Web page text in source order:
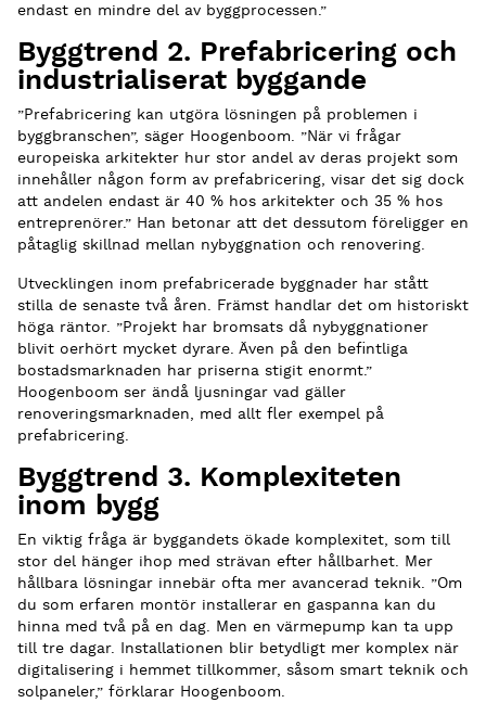
endast en mindre del av byggprocessen.”
Byggtrend 2. Prefabricering och
industrialiserat byggande
”Prefabricering kan utgöra lösningen på problemen i
byggbranschen”, säger Hoogenboom. ”När vi frågar
europeiska arkitekter hur stor andel av deras projekt som
innehåller någon form av prefabricering, visar det sig dock
att andelen endast är 40 % hos arkitekter och 35 % hos
entreprenörer.” Han betonar att det dessutom föreligger en
påtaglig skillnad mellan nybyggnation och renovering.
Utvecklingen inom prefabricerade byggnader har stått
stilla de senaste två åren. Främst handlar det om historiskt
höga räntor. ”Projekt har bromsats då nybyggnationer
blivit oerhört mycket dyrare. Även på den befintliga
bostadsmarknaden har priserna stigit enormt.”
Hoogenboom ser ändå ljusningar vad gäller
renoveringsmarknaden, med allt fler exempel på
prefabricering.
Byggtrend 3. Komplexiteten
inom bygg
En viktig fråga är byggandets ökade komplexitet, som till
stor del hänger ihop med strävan efter hållbarhet. Mer
hållbara lösningar innebär ofta mer avancerad teknik. ”Om
du som erfaren montör installerar en gaspanna kan du
hinna med två på en dag. Men en värmepump kan ta upp
till tre dagar. Installationen blir betydligt mer komplex när
digitalisering i hemmet tillkommer, såsom smart teknik och
solpaneler,” förklarar Hoogenboom.